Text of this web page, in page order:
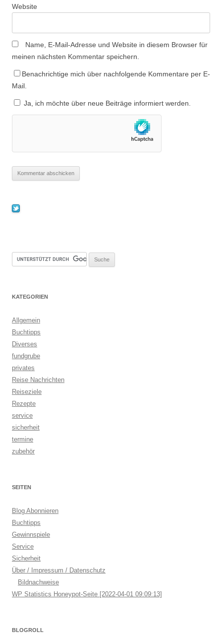
Website
Name, E-Mail-Adresse und Website in diesem Browser für
meinen nächsten Kommentar speichern.
Benachrichtige mich über nachfolgende Kommentare per E-
Mail.
Ja, ich möchte über neue Beiträge informiert werden.
KATEGORIEN
Allgemein
Buchtipps
Diverses
fundgrube
privates
Reise Nachrichten
Reiseziele
Rezepte
service
sicherheit
termine
zubehör
SEITEN
Blog Abonnieren
Buchtipps
Gewinnspiele
Service
Sicherheit
Über / Impressum / Datenschutz
Bildnachweise
WP Statistics Honeypot-Seite [2022-04-01 09:09:13]
BLOGROLL